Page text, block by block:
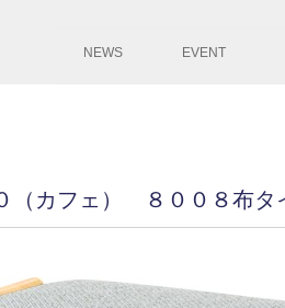
NEWS EVENT
（カフェ） ８００８布タ